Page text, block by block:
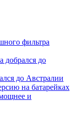
фильтра
добрался до
до Австралии
на батарейках
и